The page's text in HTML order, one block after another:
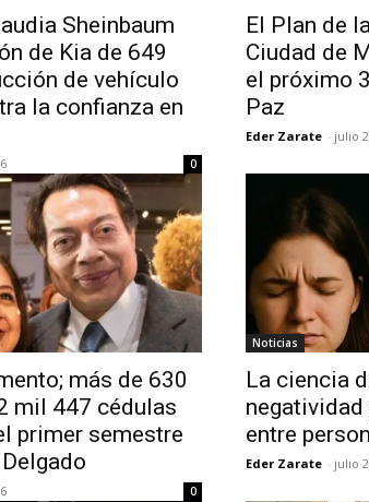
Sheinbaum
de Kia de 649
de vehículo
la confianza en
0
El Plan de
Ciudad de
el próximo
Paz
Eder Zarate - julio
más de 630
mil 447 cédulas
primer semestre
0
Noticias
La ciencia
negatividad
entre
Eder Zarate - julio